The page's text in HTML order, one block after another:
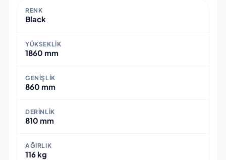
RENK
Black
YÜKSEKLIK
1860 mm
GENIŞLIK
860 mm
DERINLIK
810 mm
AĞIRLIK
116 kg